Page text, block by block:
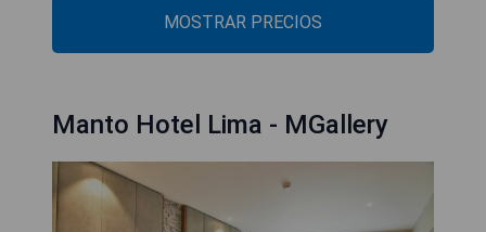
MOSTRAR PRECIOS
Manto Hotel Lima - MGallery